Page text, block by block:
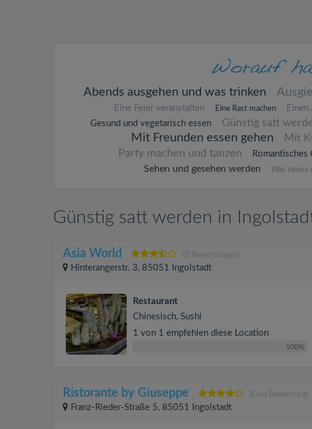
Abends ausgehen und was trinken
Eine Feier veranstalten Eine Rast machen Einen
Gesund und vegetarisch essen Günstig satt
Mit Freunden essen gehen
Mit
Party machen und tanzen
Sehen und gesehen werden Was neues
Günstig satt werden in
Asia World (2 Bewertungen)
Hinterangerstr. 3, 85051 Ingolstadt
Restaurant
Chinesisch, Sushi
1 von 1 empfehlen diese Location
100%
Ristorante by Giuseppe (Eine Bewertung)
Franz-Rieder-Straße 5, 85051 Ingolstadt